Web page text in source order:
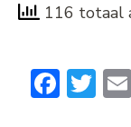
116 totaal